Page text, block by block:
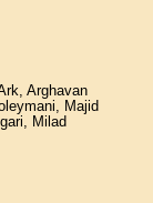
Arghavan
Majid
Milad